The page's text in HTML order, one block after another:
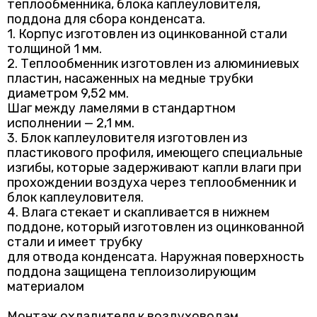
382 978 KZT
Охладитель водяной OWP-100*50/4
512 457 KZT
теплообменника, блока каплеуловителя,
поддона для сбора конденсата.
1. Корпус изготовлен из оцинкованной стали
толщиной 1 мм.
2. Теплообменник изготовлен из алюминиевых
пластин, насаженных на медные трубки
диаметром 9,52 мм.
Шаг между ламелями в стандартном
исполнении — 2,1 мм.
3. Блок каплеуловителя изготовлен из
пластикового профиля, имеющего специальные
изгибы, которые задерживают капли влаги при
прохождении воздуха через теплообменник и
блок каплеуловителя.
4. Влага стекает и скапливается в нижнем
поддоне, который изготовлен из оцинкованной
стали и имеет трубку
для отвода конденсата. Наружная поверхность
поддона защищена теплоизолирующим
материалом